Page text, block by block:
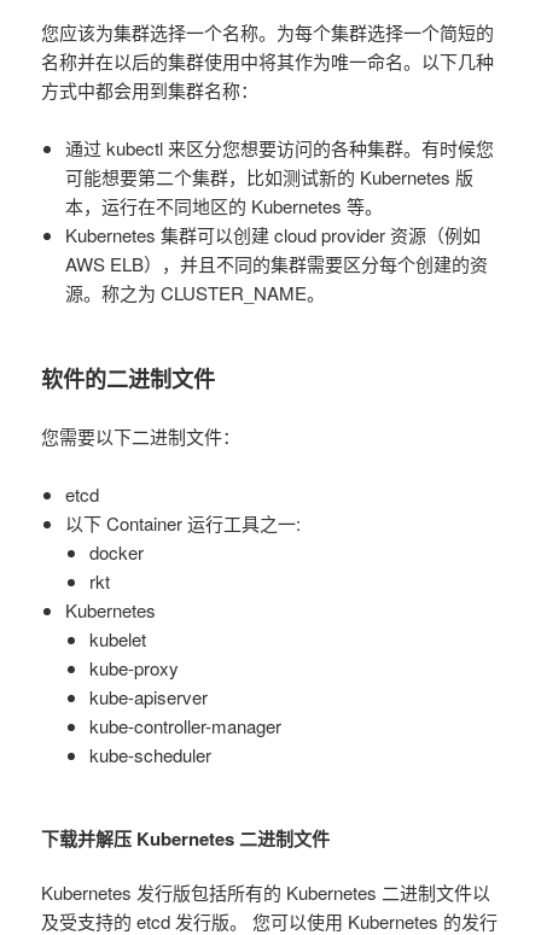
您应该为集群选择一个名称。为每个集群选择一个简短的
名称并在以后的集群使用中将其作为唯一命名。以下几种
方式中都会用到集群名称：
通过 kubectl 来区分您想要访问的各种集群。有时候您
可能想要第二个集群，比如测试新的 Kubernetes 版
本，运行在不同地区的 Kubernetes 等。
Kubernetes 集群可以创建 cloud provider 资源（例如
AWS ELB），并且不同的集群需要区分每个创建的资
源。称之为 CLUSTER_NAME。
软件的二进制文件
您需要以下二进制文件：
etcd
以下 Container 运行工具之一:
docker
rkt
Kubernetes
kubelet
kube-proxy
kube-apiserver
kube-controller-manager
kube-scheduler
下载并解压 Kubernetes 二进制文件
Kubernetes 发行版包括所有的 Kubernetes 二进制文件以
及受支持的 etcd 发行版。 您可以使用 Kubernetes 的发行